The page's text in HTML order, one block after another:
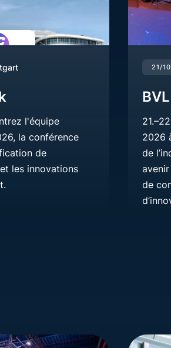
l'équipe
la conférence
de
les innovations
21/
2026
de
de